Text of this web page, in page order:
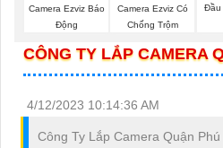
Camera Ezviz Báo
Động
Camera Ezviz Có
Chống Trộm
Đầu
CÔNG TY LẮP CAMERA
4/12/2023 10:14:36 AM
Công Ty Lắp Camera Quận